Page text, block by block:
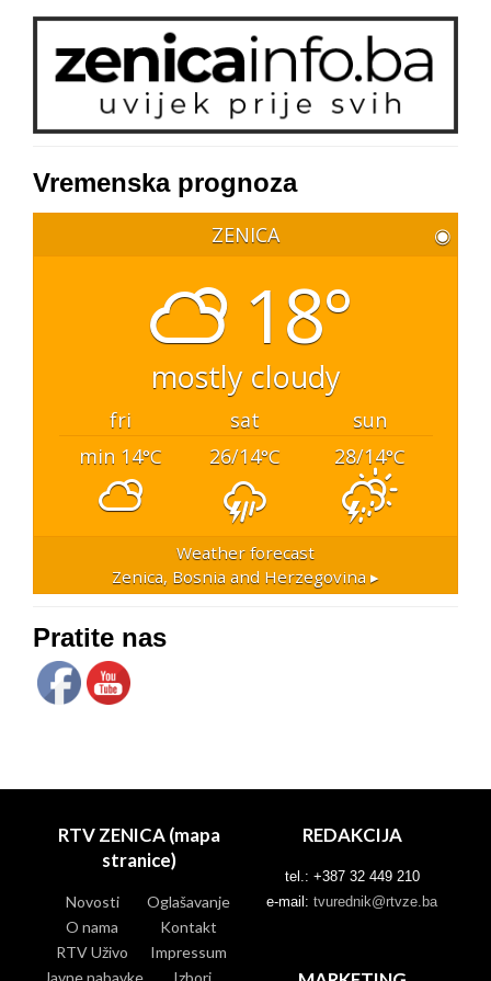
Vremenska prognoza
ZENICA ◉
18°
mostly cloudy
fri sat
sun
min 14°C 26/14°C 28/14°C
Weather forecast
Zenica, Bosnia and Herzegovina ▸
Pratite nas
RTV ZENICA (mapa
stranice)
Novosti
Oglašavanje
O nama
Kontakt
RTV Uživo
Impressum
REDAKCIJA
tel.: +387 32 449 210
e-mail: tvurednik@rtvze.ba